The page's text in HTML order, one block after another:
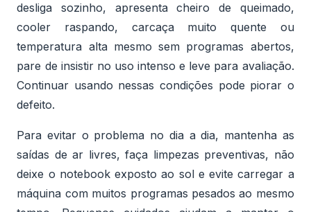
desliga sozinho, apresenta cheiro de queimado,
cooler raspando, carcaça muito quente ou
temperatura alta mesmo sem programas abertos,
pare de insistir no uso intenso e leve para avaliação.
Continuar usando nessas condições pode piorar o
defeito.
Para evitar o problema no dia a dia, mantenha as
saídas de ar livres, faça limpezas preventivas, não
deixe o notebook exposto ao sol e evite carregar a
máquina com muitos programas pesados ao mesmo